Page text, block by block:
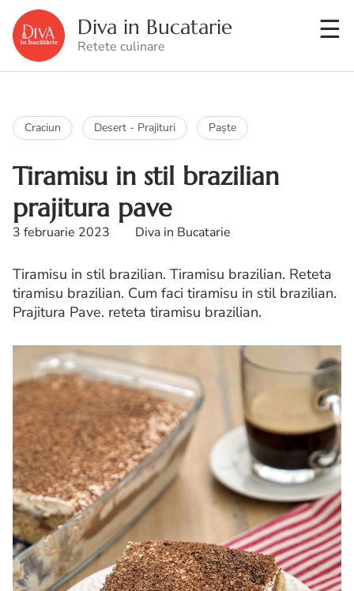
Diva in Bucatarie
Retete culinare
Craciun Desert - Prajituri Paşte
Tiramisu in stil brazilian
prajitura pave
3 februarie 2023 Diva in Bucatarie
Tiramisu in stil brazilian. Tiramisu brazilian. Reteta
tiramisu brazilian. Cum faci tiramisu in stil brazilian.
Prajitura Pave. reteta tiramisu brazilian.